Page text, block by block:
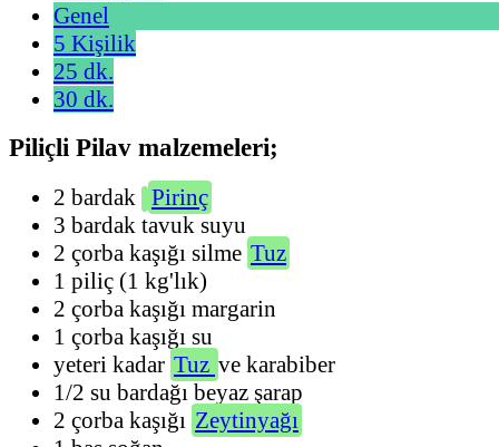
Genel
5 Kişilik
25 dk.
30 dk.
Piliçli Pilav malzemeleri;
2 bardak Pirinç
3 bardak tavuk suyu
2 çorba kaşığı silme Tuz
1 piliç (1 kg'lık)
2 çorba kaşığı margarin
1 çorba kaşığı su
yeteri kadar Tuz ve karabiber
1/2 su bardağı beyaz şarap
2 çorba kaşığı Zeytinyağı